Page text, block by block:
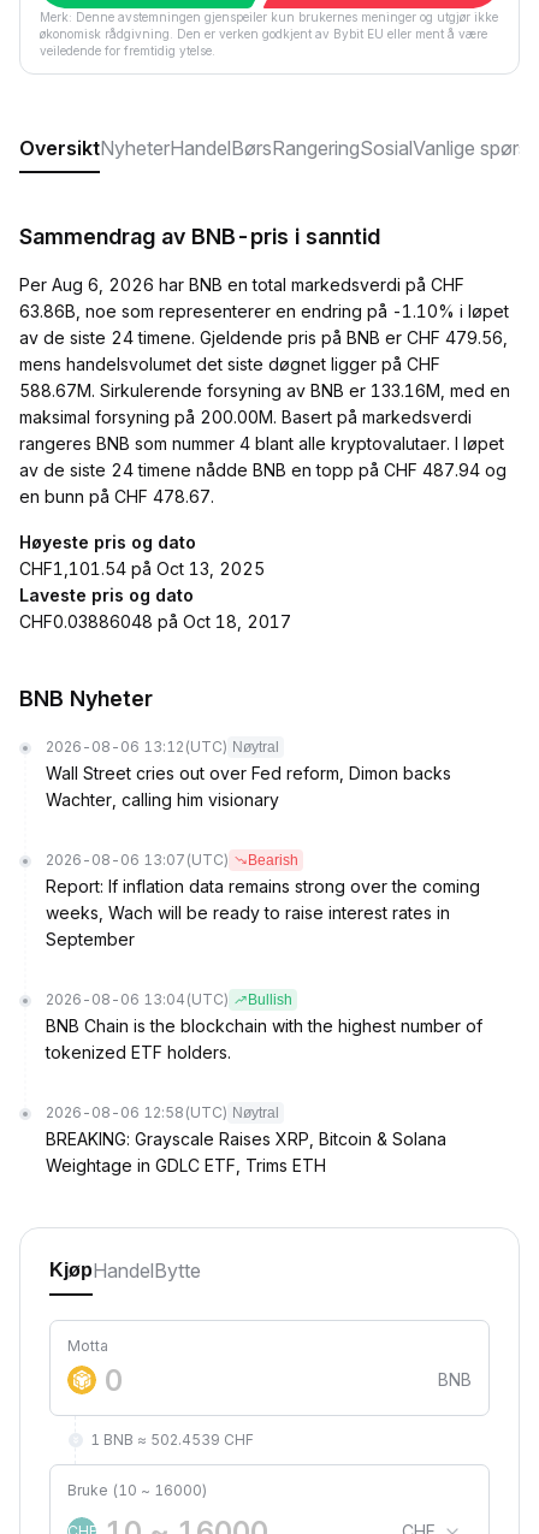
Merk: Denne avstemningen gjenspeiler kun brukernes meninger og utgjør ikke
økonomisk rådgivning. Den er verken godkjent av Bybit EU eller ment å være
veiledende for fremtidig ytelse.
OversiktNyheterHandelBørsRangeringSosialVanlige
Sammendrag av BNB-pris i sanntid
Per Aug 6, 2026 har BNB en total markedsverdi på CHF
63.86B, noe som representerer en endring på -1.10% i løpet
av de siste 24 timene. Gjeldende pris på BNB er CHF 479.56,
mens handelsvolumet det siste døgnet ligger på CHF
588.67M. Sirkulerende forsyning av BNB er 133.16M, med en
maksimal forsyning på 200.00M. Basert på markedsverdi
rangeres BNB som nummer 4 blant alle kryptovalutaer. I løpet
av de siste 24 timene nådde BNB en topp på CHF 487.94 og
en bunn på CHF 478.67.
Høyeste pris og dato
CHF1,101.54 på Oct 13, 2025
Laveste pris og dato
CHF0.03886048 på Oct 18, 2017
BNB Nyheter
2026-08-06 13:12 (UTC) Nøytral
Wall Street cries out over Fed reform, Dimon backs
Wachter, calling him visionary
2026-08-06 13:07 (UTC) Bearish
Report: If inflation data remains strong over the coming
weeks, Wach will be ready to raise interest rates in
September
2026-08-06 13:04 (UTC) Bullish
BNB Chain is the blockchain with the highest number of
tokenized ETF holders.
2026-08-06 12:58 (UTC) Nøytral
BREAKING: Grayscale Raises XRP, Bitcoin & Solana
Weightage in GDLC ETF, Trims ETH
KjøpHandelBytte
Motta
BNB
1 BNB ≈ 502.4539 CHF
Bruke (10 ~ 16000)